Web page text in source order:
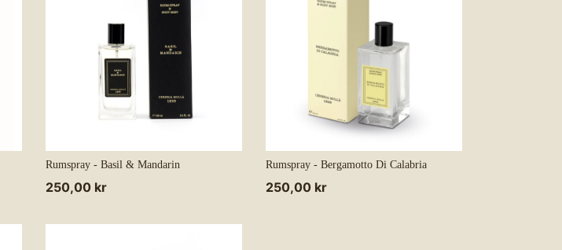
Rumspray - Basil & Mandarin
Normalpris
250,00 kr
Rumspray - Bergamotto Di Calabria
Normalpris
250,00 kr